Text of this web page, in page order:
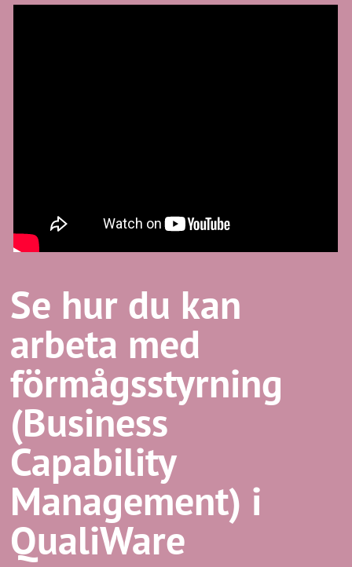
Se hur du kan
arbeta med
förmågsstyrning
(Business
Capability
Management) i
QualiWare